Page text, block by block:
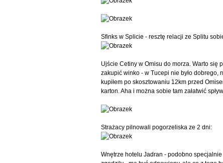
Sfinks w Splicie - resztę relacji ze Splitu
Ujście Cetiny w Omisu do morza. Warto się
zakupić winko - w Tucepi nie było dobrego,
kupiłem po skosztowaniu 12km przed
karton. Aha i można sobie tam załatwić
Strażacy pilnowali pogorzeliska ze 2 dni:
Wnętrze hotelu Jadran - podobno